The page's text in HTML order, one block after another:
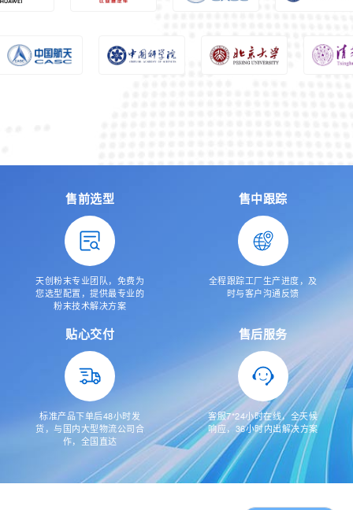
售前选型
天创粉末专业团队，免费为
您选型配置，提供最专业的
粉末技术解决方案
售中跟踪
全程跟踪工厂生产进度，及
时与客户沟通反馈
贴心交付
标准产品下单后48小时发
货，与国内大型物流公司合
作，全国直达
售后服务
客服7*24小时在线，全天候
响应，36小时内出解决方案